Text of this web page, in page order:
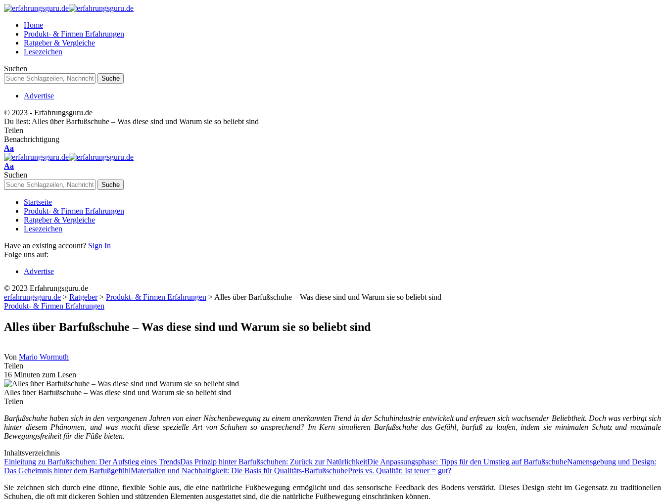
Home
Produkt- & Firmen Erfahrungen
Ratgeber & Vergleiche
Lesezeichen
Suchen
Advertise
© 2023 - Erfahrungsguru.de
Du liest: Alles über Barfußschuhe – Was diese sind und Warum sie so beliebt sind
Teilen
Benachrichtigung
Schriftgrößenanpassung
Aa
Schriftgrößenanpassung
Aa
Suchen
Startseite
Produkt- & Firmen Erfahrungen
Ratgeber & Vergleiche
Lesezeichen
Have an existing account? Sign In
Folge uns auf:
Advertise
© 2023 Erfahrungsguru.de
erfahrungsguru.de > Ratgeber> Produkt- & Firmen Erfahrungen > Alles über Barfußschuhe – Was diese sind und Warum sie so beliebt sind
Produkt- & Firmen Erfahrungen
Alles über Barfußschuhe – Was diese sind und Warum sie so beliebt sind
Von Mario Wormuth
Teilen
16 Minuten zum Lesen
Alles über Barfußschuhe – Was diese sind und Warum sie so beliebt sind
Teilen
Barfußschuhe haben sich in den vergangenen Jahren von einer Nischenbewegung zu einem anerkannten Trend in der Schuhindustrie entwickelt und erfreuen sich wachsender Beliebtheit. Doch was verbirgt sich
hinter diesem Phänomen, und was macht diese spezielle Art von Schuhen so ansprechend? Im Kern simulieren Barfußschuhe das Gefühl, barfuß zu laufen, indem sie minimalen Schutz und maximale
Bewegungsfreiheit für die Füße bieten.
Inhaltsverzeichnis
Einleitung zu Barfußschuhen: Der Aufstieg eines TrendsDas Prinzip hinter Barfußschuhen: Zurück zur NatürlichkeitDie Anpassungsphase: Tipps für den Umstieg auf BarfußschuheNamensgebung und Design:
Das Geheimnis hinter dem BarfußgefühlMaterialien und Nachhaltigkeit: Die Basis für Qualitäts-BarfußschuhePreis vs. Qualität: Ist teuer = gut?
Sie zeichnen sich durch eine dünne, flexible Sohle aus, die eine natürliche Fußbewegung ermöglicht und das sensorische Feedback des Bodens verstärkt. Dieses Design steht im Gegensatz zu traditionellen
Schuhen, die oft mit dickeren Sohlen und stützenden Elementen ausgestattet sind, die die natürliche Fußbewegung einschränken können.